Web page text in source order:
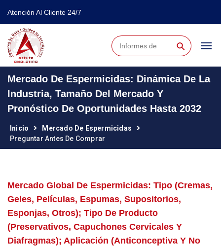
Atención Al Cliente 24/7
⚲
Mercado De Espermicidas: Dinámica De La
Industria, Tamaño Del Mercado Y
Pronóstico De Oportunidades Hasta 2032
Inicio
Mercado De Espermicidas
Preguntar Antes De Comprar
Mercado Global De Espermicidas: Tipo (cremas,
Geles, Películas, Espumas, Supositorios,
Esponjas, Otros); Tipo De Producto
(preservativos, Capuchones Cervicales Y
Diafragmas); Aplicación (anticonceptiva Y No